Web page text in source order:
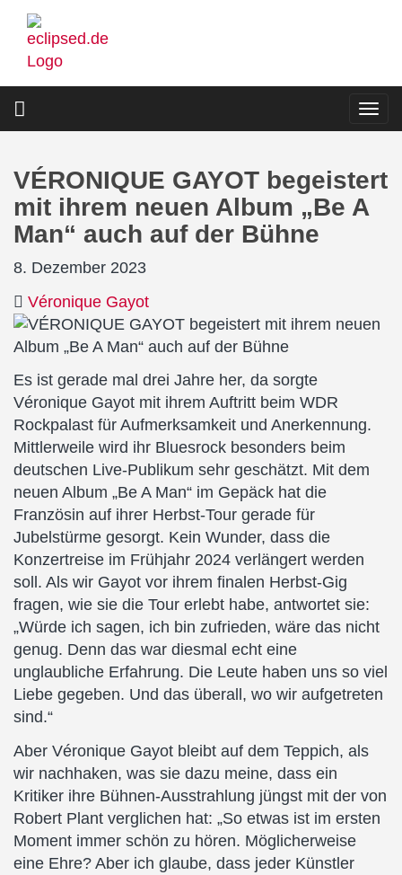
Direkt
zum
Inhalt
VÉRONIQUE GAYOT begeistert
mit ihrem neuen Album „Be A
Man“ auch auf der Bühne
8. Dezember 2023
Véronique Gayot
Es ist gerade mal drei Jahre her, da sorgte
Véronique Gayot mit ihrem Auftritt beim WDR
Rockpalast für Aufmerksamkeit und Anerkennung.
Mittlerweile wird ihr Bluesrock besonders beim
deutschen Live-Publikum sehr geschätzt. Mit dem
neuen Album „Be A Man“ im Gepäck hat die
Französin auf ihrer Herbst-Tour gerade für
Jubelstürme gesorgt. Kein Wunder, dass die
Konzertreise im Frühjahr 2024 verlängert werden
soll. Als wir Gayot vor ihrem finalen Herbst-Gig
fragen, wie sie die Tour erlebt habe, antwortet sie:
„Würde ich sagen, ich bin zufrieden, wäre das nicht
genug. Denn das war diesmal echt eine
unglaubliche Erfahrung. Die Leute haben uns so viel
Liebe gegeben. Und das überall, wo wir aufgetreten
sind.“
Aber Véronique Gayot bleibt auf dem Teppich, als
wir nachhaken, was sie dazu meine, dass ein
Kritiker ihre Bühnen-Ausstrahlung jüngst mit der von
Robert Plant verglichen hat: „So etwas ist im ersten
Moment immer schön zu hören. Möglicherweise
eine Ehre? Aber ich glaube, dass jeder Künstler